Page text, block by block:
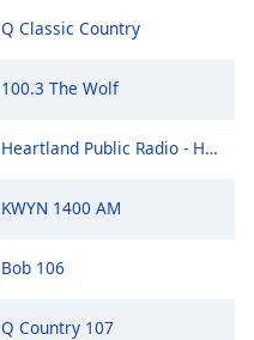
Q Classic Country
100.3 The Wolf
Heartland Public Radio - HPR1: Traditional Classic Country
KWYN 1400 AM
Bob 106
Q Country 107